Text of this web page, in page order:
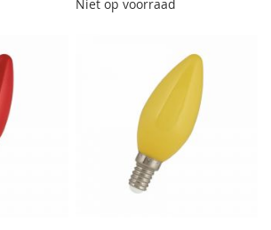
Niet op voorraad